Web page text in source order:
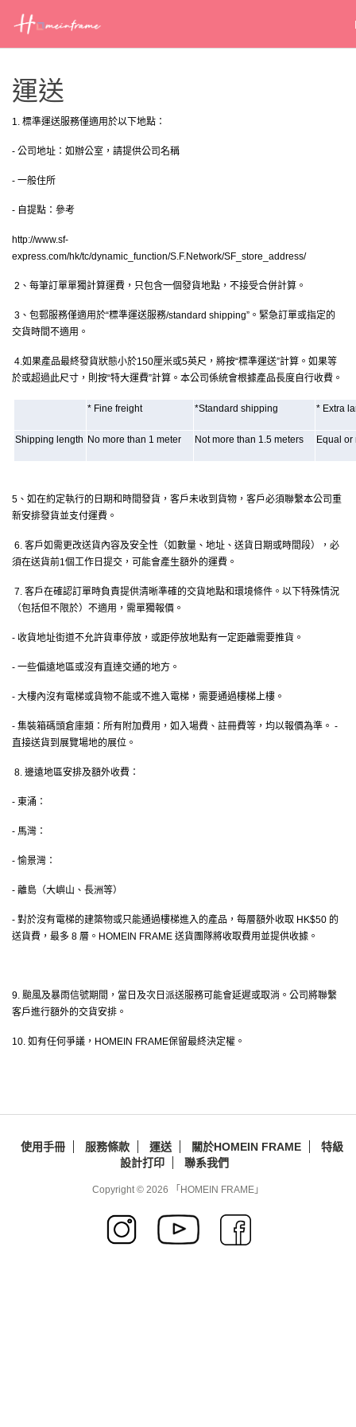
運送
1. 標準運送服務僅適用於以下地點：
- 公司地址：如辦公室，請提供公司名稱
- 一般住所
- 自提點：參考
http://www.sf-
express.com/hk/tc/dynamic_function/S.F.Network/SF_store_address/
2、每筆訂單單獨計算運費，只包含一個發貨地點，不接受合併計算。
3、包郵服務僅適用於“標準運送服務/standard shipping”。緊急訂單或指定的
交貨時間不適用。
4.如果產品最終發貨狀態小於150厘米或5英尺，將按“標準運送”計算。如果等
於或超過此尺寸，則按“特大運費”計算。本公司係統會根據產品長度自行收費。
* Fine freight *Standard shipping * Extra
Shipping length No more than 1 meter Not more than 1.5 meters Equal or
5、如在約定執行的日期和時間發貨，客戶未收到貨物，客戶必須聯繫本公司重
新安排發貨並支付運費。
6. 客戶如需更改送貨內容及安全性（如數量、地址、送貨日期或時間段），必
須在送貨前1個工作日提交，可能會產生額外的運費。
7. 客戶在確認訂單時負責提供清晰準確的交貨地點和環境條件。以下特殊情況
（包括但不限於）不適用，需單獨報價。
- 收貨地址街道不允許貨車停放，或距停放地點有一定距離需要推貨。
- 一些偏遠地區或沒有直達交通的地方。
- 大樓內沒有電梯或貨物不能或不進入電梯，需要通過樓梯上樓。
- 集裝箱碼頭倉庫類：所有附加費用，如入場費、註冊費等，均以報價為準。 -
直接送貨到展覽場地的展位。
8. 邊遠地區安排及額外收費：
- 東涌：
- 馬灣：
- 愉景灣：
- 離島（大嶼山、長洲等）
- 對於沒有電梯的建築物或只能通過樓梯進入的產品，每層額外收取 HK$50 的
送貨費，最多 8 層。HOMEIN FRAME 送貨團隊將收取費用並提供收據。
9. 颱風及暴雨信號期間，當日及次日派送服務可能會延遲或取消。公司將聯繫
客戶進行額外的交貨安排。
10. 如有任何爭議，HOMEIN FRAME保留最終決定權。
使用手冊 服務條款 運送 關於HOMEIN FRAME
特級
設計打印
聯系我們
Copyright © 2026 「HOMEIN FRAME」